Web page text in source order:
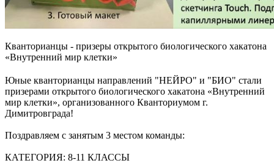
Кванторианцы - призеры открытого биологического хакатона
«Внутренний мир клетки»
Юные кванторианцы направлений "НЕЙРО" и "БИО" стали
призерами открытого биологического хакатона «Внутренний
мир клетки», организованного Кванториумом г.
Димитровграда!
Поздравляем с занятым 3 местом команды:
КАТЕГОРИЯ: 8-11 КЛАССЫ